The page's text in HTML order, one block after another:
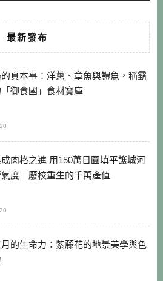
最新發布
真本事：洋蔥、章魚與鱧魚，稱霸
御食國」食材寶庫
肉格之進 用150萬日圓填平護城河
度｜廢校重生的千萬產值
月的生命力：紫藤花的地景美學與色